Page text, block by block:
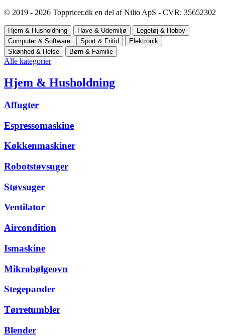
© 2019 - 2026 Toppricer.dk en del af Nilio ApS - CVR: 35652302
Hjem & Husholdning Have & Udemiljø
Legetøj & Hobby
Computer & Software
Sport & Fritid
Elektronik
Skønhed & Helse
Børn & Familie
Alle kategorier
Hjem & Husholdning
Affugter
Espressomaskine
Køkkenmaskiner
Robotstøvsuger
Støvsuger
Ventilator
Aircondition
Ismaskine
Mikrobølgeovn
Stegepander
Tørretumbler
Blender